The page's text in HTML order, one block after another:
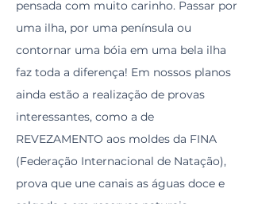
pensada com muito carinho. Passar por
uma ilha, por uma península ou
contornar uma bóia em uma bela ilha
faz toda a diferença! Em nossos planos
ainda estão a realização de provas
interessantes, como a de
REVEZAMENTO aos moldes da FINA
(Federação Internacional de Natação),
prova que une canais as águas doce e